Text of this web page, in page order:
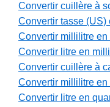
Convertir cuillère à
Convertir tasse
Convertir millilitre en
Convertir litre en
Convertir cuillère à
Convertir millilitre
Convertir litre en